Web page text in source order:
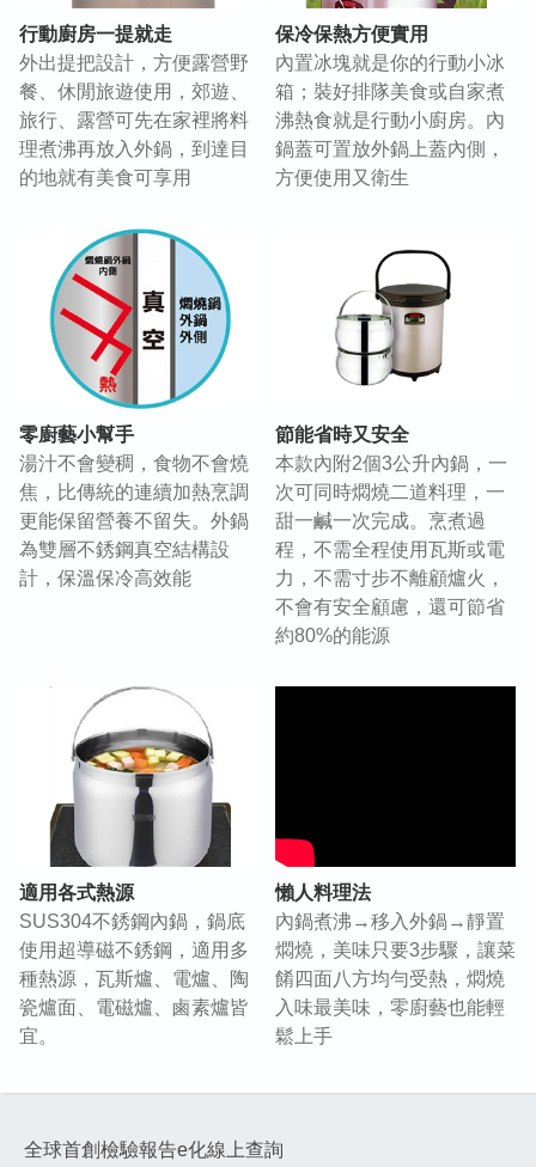
行動廚房一提就走
外出提把設計，方便露營野
餐、休閒旅遊使用，郊遊、
旅行、露營可先在家裡將料
理煮沸再放入外鍋，到達目
的地就有美食可享用
保冷保熱方便實用
內置冰塊就是你的行動小冰
箱；裝好排隊美食或自家煮
沸熱食就是行動小廚房。內
鍋蓋可置放外鍋上蓋內側，
方便使用又衛生
零廚藝小幫手
湯汁不會變稠，食物不會燒
焦，比傳統的連續加熱烹調
更能保留營養不留失。外鍋
為雙層不銹鋼真空結構設
計，保溫保冷高效能
節能省時又安全
本款內附2個3公升內鍋，一
次可同時燜燒二道料理，一
甜一鹹一次完成。烹煮過
程，不需全程使用瓦斯或電
力，不需寸步不離顧爐火，
不會有安全顧慮，還可節省
約80%的能源
適用各式熱源
SUS304不銹鋼內鍋，鍋底
使用超導磁不銹鋼，適用多
種熱源，瓦斯爐、電爐、陶
瓷爐面、電磁爐、鹵素爐皆
宜。
懶人料理法
內鍋煮沸→移入外鍋→靜置
燜燒，美味只要3步驟，讓菜
餚四面八方均勻受熱，燜燒
入味最美味，零廚藝也能輕
鬆上手
全球首創檢驗報告e化線上查詢